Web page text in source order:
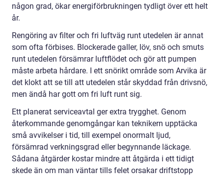
någon grad, ökar energiförbrukningen tydligt över ett helt
år.
Rengöring av filter och fri luftväg runt utedelen är annat
som ofta förbises. Blockerade galler, löv, snö och smuts
runt utedelen försämrar luftflödet och gör att pumpen
måste arbeta hårdare. I ett snörikt område som Arvika är
det klokt att se till att utedelen står skyddad från drivsnö,
men ändå har gott om fri luft runt sig.
Ett planerat serviceavtal ger extra trygghet. Genom
återkommande genomgångar kan teknikern upptäcka
små avvikelser i tid, till exempel onormalt ljud,
försämrad verkningsgrad eller begynnande läckage.
Sådana åtgärder kostar mindre att åtgärda i ett tidigt
skede än om man väntar tills felet orsakar driftstopp